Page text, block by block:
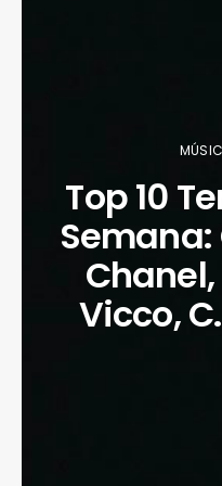
Top 10
Semana:
Vicco,